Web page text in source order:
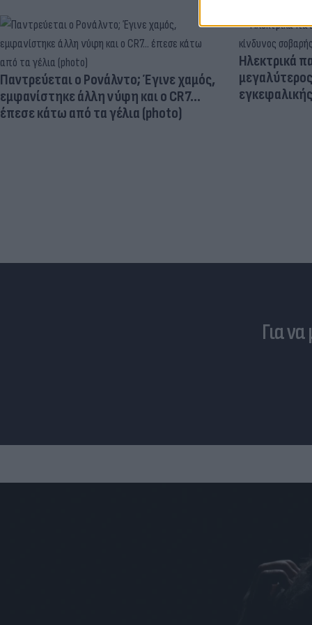
Παντρεύεται ο Ρονάλντο; Έγινε χαμός,
εμφανίστηκε άλλη νύφη και ο CR7…
έπεσε κάτω από τα γέλια (photo)
Ηλεκτρικά
Για